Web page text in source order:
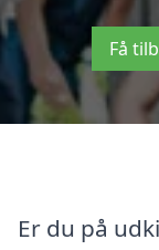
Få
Er du på